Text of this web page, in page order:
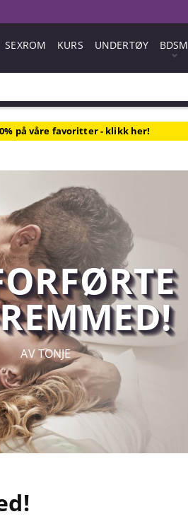
SEXROM KURS UNDERTØY BDSM
på våre favoritter - klikk her!
AV TONJE